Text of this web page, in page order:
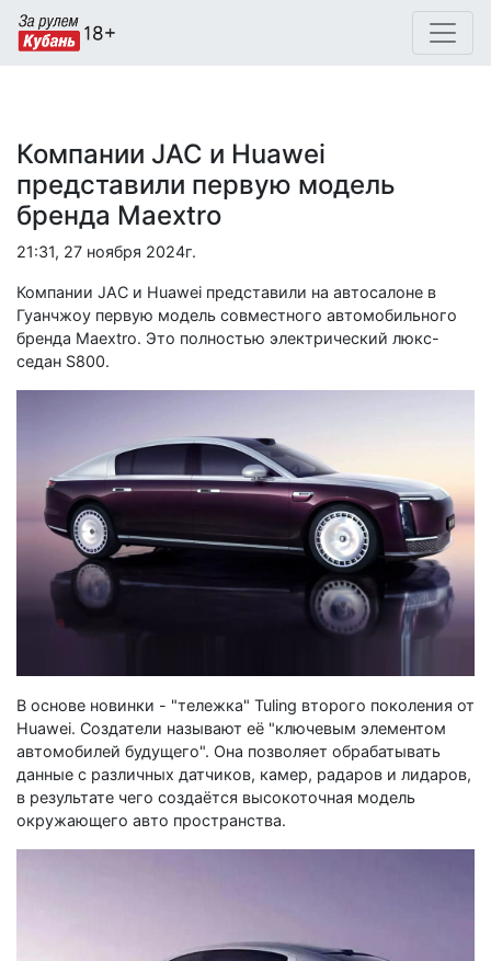
Компании JAC и Huawei
представили первую модель
бренда Maextro
21:31, 27 ноября 2024г.
Компании JAC и Huawei представили на автосалоне в
Гуанчжоу первую модель совместного автомобильного
бренда Maextro. Это полностью электрический люкс-
седан S800.
В основе новинки - "тележка" Tuling второго поколения от
Huawei. Создатели называют её "ключевым элементом
автомобилей будущего". Она позволяет обрабатывать
данные с различных датчиков, камер, радаров и лидаров,
в результате чего создаётся высокоточная модель
окружающего авто пространства.